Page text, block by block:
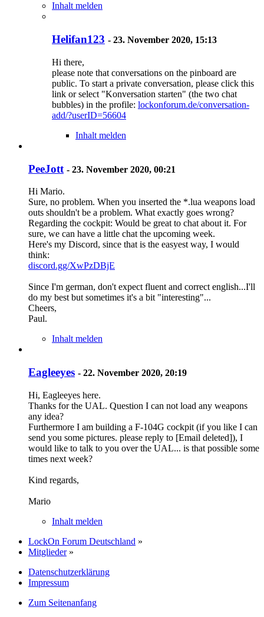
Inhalt melden
Helifan123 - 23. November 2020, 15:13
Hi there,
please note that conversations on the pinboard are
public. To start a private conversation, please click this
link or select "Konversation starten" (the two chat
bubbles) in the profile: lockonforum.de/conversation-
add/?userID=56604
Inhalt melden
PeeJott - 23. November 2020, 00:21
Hi Mario.
Sure, no problem. When you inserted the *.lua weapons load
outs shouldn't be a problem. What exactly goes wrong?
Regarding the cockpit: Would be great to chat about it. For
sure, we can have a little chat the upcoming week.
Here's my Discord, since that is the easyest way, I would
think:
discord.gg/XwPzDBjE
Since I'm german, don't expect fluent and correct english...I'll
do my best but sometimes it's a bit "interesting"...
Cheers,
Paul.
Inhalt melden
Eagleeyes - 22. November 2020, 20:19
Hi, Eagleeyes here.
Thanks for the UAL. Question I can not load any weapons
any idea?
Furthermore I am building a F-104G cockpit (if you like I can
send you some pictures. please reply to [Email deleted]), I
would like to talk to you over the UAL... is that possible some
times next week?
Kind regards,
Mario
Inhalt melden
LockOn Forum Deutschland »
Mitglieder »
Datenschutzerklärung
Impressum
Zum Seitenanfang